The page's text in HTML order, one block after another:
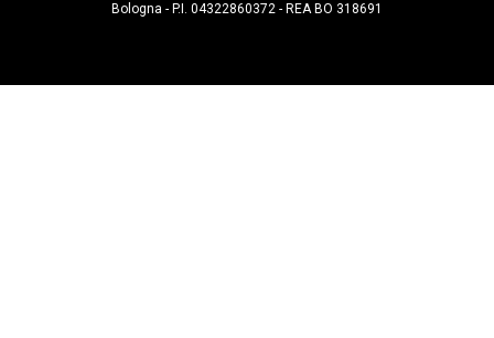
Bologna - P.I. 04322860372 - REA BO 318691